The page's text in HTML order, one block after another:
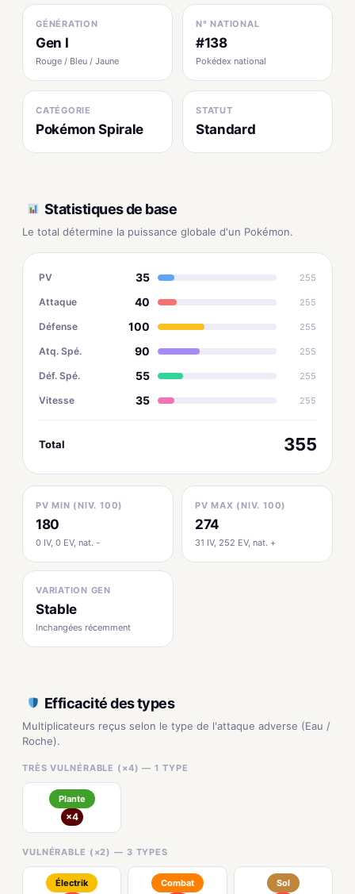
GÉNÉRATION
Gen I
Rouge / Bleu / Jaune
N° NATIONAL
#138
Pokédex national
CATÉGORIE
Pokémon Spirale
STATUT
Standard
Statistiques de base
Le total détermine la puissance globale d'un Pokémon.
PV 35 255
Attaque 40 255
Défense 100 255
Atq. Spé. 90 255
Déf. Spé. 55 255
Vitesse 35 255
Total 355
PV MIN (NIV. 100)
180
0 IV, 0 EV, nat. -
PV MAX (NIV. 100)
274
31 IV, 252 EV, nat. +
VARIATION GEN
Stable
Inchangées récemment
Efficacité des types
Multiplicateurs reçus selon le type de l'attaque adverse (Eau /
Roche).
TRÈS VULNÉRABLE (×4) — 1 TYPE
Plante
×4
VULNÉRABLE (×2) — 3 TYPES
Électrik Combat Sol